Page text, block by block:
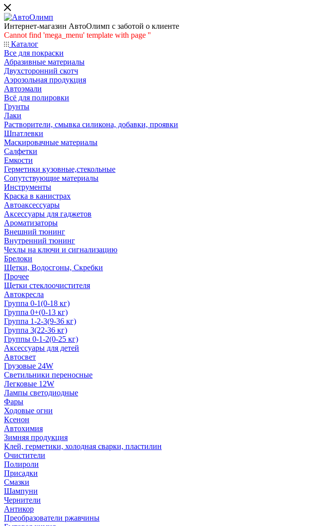
Интернет-магазин АвтоОлимп с заботой о клиенте
Cannot find 'mega_menu' template with page ''
Каталог
Все для покраски
Абразивные материалы
Двухсторонний скотч
Аэрозольная продукция
Автоэмали
Всё для полировки
Грунты
Лаки
Растворители, смывка силикона, добавки, проявки
Шпатлевки
Маскировачные материалы
Салфетки
Емкости
Герметики кузовные,стекольные
Сопутствующие материалы
Инструменты
Краска в канистрах
Автоаксессуары
Аксессуары для гаджетов
Ароматизаторы
Внешний тюнинг
Внутренний тюнинг
Чехлы на ключи и сигнализацию
Брелоки
Щетки, Водосгоны, Скребки
Прочее
Щетки стеклоочистителя
Автокресла
Группа 0-1(0-18 кг)
Группа 0+(0-13 кг)
Группа 1-2-3(9-36 кг)
Группа 3(22-36 кг)
Группы 0-1-2(0-25 кг)
Аксессуары для детей
Автосвет
Грузовые 24W
Светильники переносные
Легковые 12W
Лампы светодиодные
Фары
Ходовые огни
Ксенон
Автохимия
Зимняя продукция
Клей, герметики, холодная сварки, пластилин
Очистители
Полироли
Присадки
Смазки
Шампуни
Чернители
Антикор
Преобразователи ржавчины